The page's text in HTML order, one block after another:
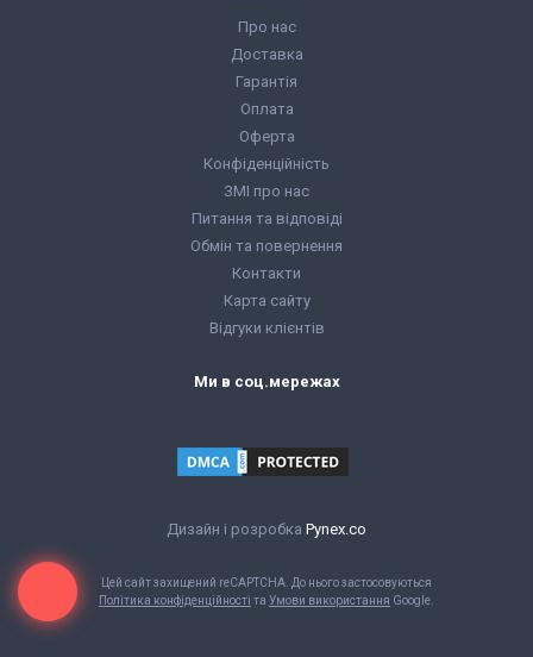
Про нас
Доставка
Гарантія
Оплата
Оферта
Конфіденційність
ЗМІ про нас
Питання та відповіді
Обмін та повернення
Контакти
Карта сайту
Відгуки клієнтів
Ми в соц.мережах
Дизайн і розробка Pynex.co
Цей сайт захищений reCAPTCHA. До нього застосовуються
Політика конфіденційності та Умови використання Google.